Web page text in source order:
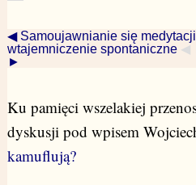
◀ Samoujawnianie się
wtajemniczenie spontaniczne ◀
►
Ku pamięci wszelakiej
dyskusji pod wpisem
kamuflują?